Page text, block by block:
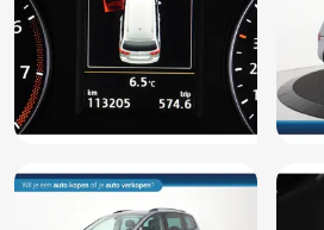
Niet in gerookt
Parkeersensor achter
Parkeersensor voor
Passagiersstoel in hoogte verstelbaar
Rijstrooksensor
Spraakbediening